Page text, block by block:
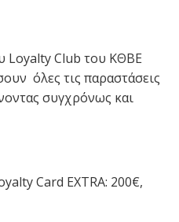
Loyalty Club του ΚΘΒΕ
όλες τις παραστάσεις
συγχρόνως και
Card EXTRA: 200€,